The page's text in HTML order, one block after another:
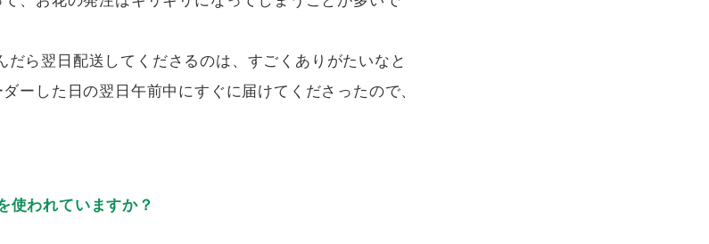
ら翌日配送してくださるのは、すごくありがたいなと
ーした日の翌日午前中にすぐに届けてくださったので、
使われていますか？